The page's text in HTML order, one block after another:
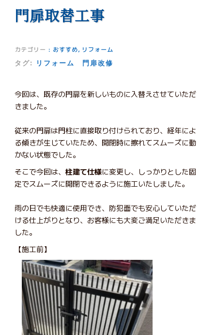
門扉取替工事
カテゴリー : おすすめ, リフォーム
タグ: リフォーム 門扉改修
今回は、既存の門扉を新しいものに入替えさせていただ
きました。
従来の門扉は門柱に直接取り付けられており、経年によ
る傾きが生じていたため、開閉時に擦れてスムーズに動
かない状態でした。
そこで今回は、 柱建て仕様に変更し、しっかりとした固
定でスムーズに開閉できるように施工いたしました。
雨の日でも快適に使用でき、防犯面でも安心していただ
ける仕上がりとなり、お客様にも大変ご満足いただきま
した。
【施工前】